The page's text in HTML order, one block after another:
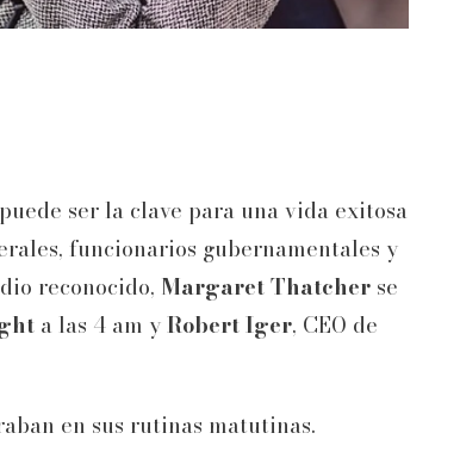
ser la clave para una vida exitosa
funcionarios gubernamentales y
reconocido, Margaret Thatcher se
a las 4 am yRobert Iger, CEO de
en sus rutinas matutinas.